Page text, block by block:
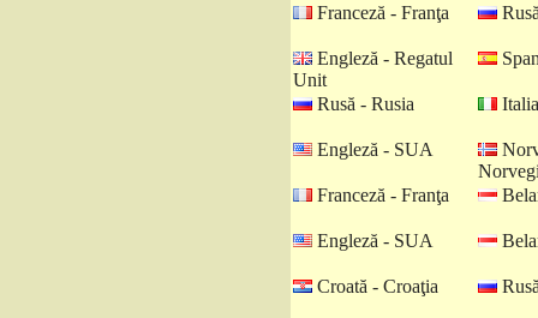
Franceză - Franţa
Engleză - Regatul
Unit
Rusă - Rusia
Engleză - SUA
Franceză - Franţa
Engleză - SUA
Croată - Croaţia